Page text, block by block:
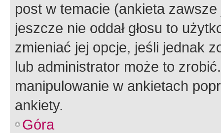
post w temacie (ankieta
jeszcze nie oddał głosu to
zmieniać jej opcje, jeśli jednak
lub administrator może to
manipulowanie w ankietach
ankiety.
Góra